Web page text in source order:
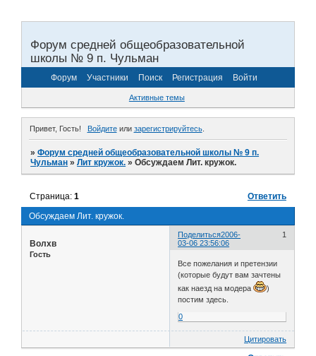
Форум средней общеобразовательной
школы № 9 п. Чульман
Форум Участники Поиск Регистрация Войти
Активные темы
Привет, Гость! Войдитеили зарегистрируйтесь.
»Форум средней общеобразовательной школы № 9 п.
Чульман »Лит кружок. »Обсуждаем Лит. кружок.
Обсуждаем Лит. кружок.
Страница:1 Ответить
Поделиться 1
2006-
03-06 23:56:06
Волхв
Гость
Все пожелания и претензии
(которые будут вам зачтены
как наезд на модера
)
постим здесь.
0
Цитировать